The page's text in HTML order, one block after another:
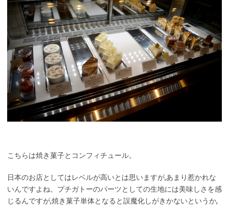
こちらは焼き菓子とコンフィチュール。
日本のお店としてはレベルが高いとは思いますが,あまり惹かれな
いんですよね。プチガトーのパーツとしての生地には美味しさを感
じるんですが,焼き菓子単体となると誤魔化しがきかないというか,